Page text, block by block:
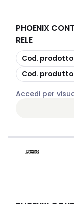
PHOENIX
RELE
copia
Cod. prodotto
copia
Cod.
Accedi per